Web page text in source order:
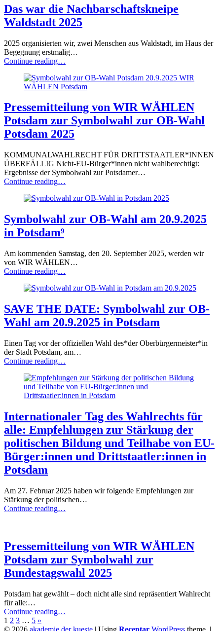
Das war die Nachbarschaftskneipe
Waldstadt 2025
2025 organisierten wir, zwei Menschen aus Waldstadt, im Haus der
Begegnung erstmalig…
Continue reading“Das
die
Nachbarschaftskneipe
2025”
…
Pressemitteilung von WIR WÄHLEN
Potsdam zur Symbolwahl zur OB-Wahl
Potsdam 2025
KOMMUNALWAHLRECHT FÜR DRITTSTAATLER*INNEN
ÜBERFÄLLIG Nicht-EU-Bürger*innen nicht wahlberechtigt:
Ergebnisse der Symbolwahl zur Potsdamer…
Continue reading“Pressemitteilung
WIR
Potsdam
zur
Symbolwahl
OB-
Wahl
Potsdam
…
Symbolwahl zur OB-Wahl am 20.9.2025
in Potsdam⁹
Am kommenden Samstag, den 20. September 2025, werden wir
von WIR WÄHLEN…
Continue reading“Symbolwahl
OB-
am
20.9.2025
in
…
SAVE THE DATE: Symbolwahl zur OB-
Wahl am 20.9.2025 in Potsdam
Einen Tag vor der offiziellen Wahl des*der Oberbürgermeister*in
der Stadt Potsdam, am…
Continue reading“SAVE
DATE:
Symbolwahl
zur
Wahl
am
20.9.2025
in
Potsdam”
…
Internationaler Tag des Wahlrechts für
alle: Empfehlungen zur Stärkung der
politischen Bildung und Teilhabe von EU-
Bürger:innen und Drittstaatler:innen in
Potsdam
Am 27. Februar 2025 haben wir folgende Empfehlungen zur
Stärkung der politischen…
Continue reading“Internationaler
für
alle:
Empfehlungen
zur
Stärkung
politischen
und
…
Pressemitteilung von WIR WÄHLEN
Potsdam zur Symbolwahl zur
Bundestagswahl 2025
Potsdam hat gewählt – doch nicht alle sind repräsentiert Wahlrecht
für alle:…
Continue reading“Pressemitteilung
WIR
…
1 2 3 … 5 »
© 2026 akademie der kueste | Using Receptar WordPress theme. |